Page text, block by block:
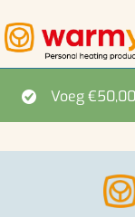
Voeg€50,00